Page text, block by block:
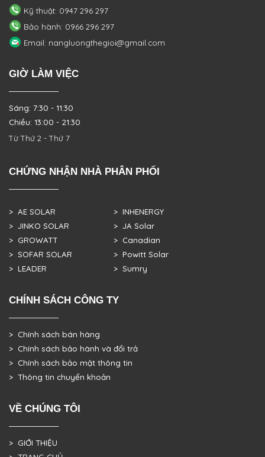
Kỹ thuật: 0947 296 297
Bảo hành: 0966 296 297
Email: nangluongthegioi@gmail.com
GIỜ LÀM VIỆC
Sáng: 7:30 - 11:30
Chiều: 13:00 - 21:30
Từ Thứ 2 - Thứ 7
CHỨNG NHẬN NHÀ PHÂN PHỐI
> AE SOLAR
> JINKO SOLAR
> GROWATT
> SOFAR SOLAR
> LEADER
> INHENERGY
> JA Solar
> Canadian
> Powitt Solar
> Sumry
CHÍNH SÁCH CÔNG TY
> Chính sách bán hàng
> Chính sách bảo hành và đổi trả
> Chính sách bảo mật thông tin
> Thông tin chuyển khoản
VỀ CHÚNG TÔI
> GIỚI THIỆU